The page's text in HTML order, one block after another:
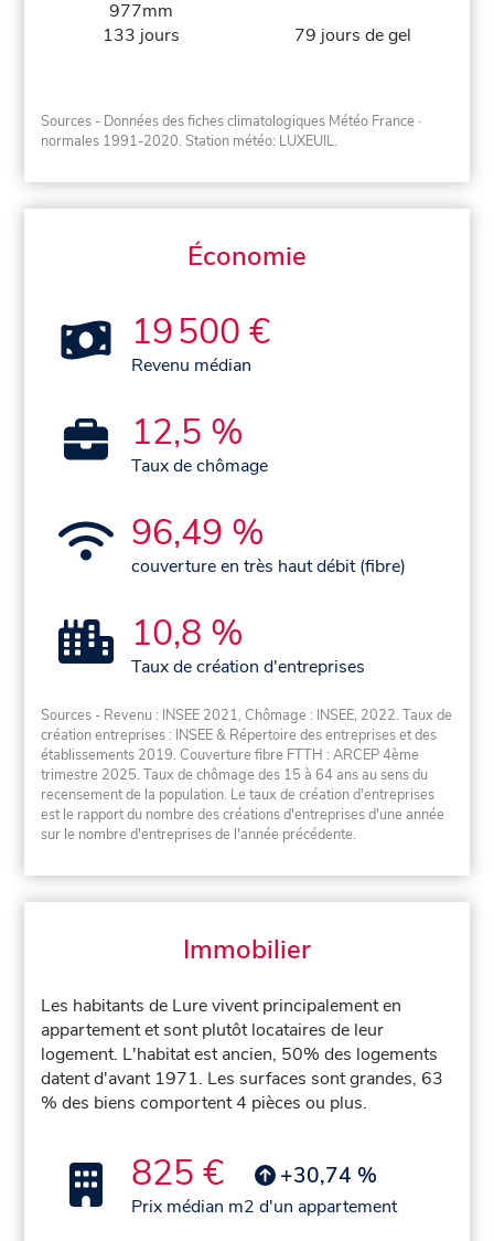
977mm
133 jours
79 jours de gel
Sources - Données des fiches climatologiques Météo France ·
normales 1991-2020. Station météo: LUXEUIL.
Économie
19 500 €
Revenu médian
12,5 %
Taux de chômage
96,49 %
couverture en très haut débit (fibre)
10,8 %
Taux de création d'entreprises
Sources - Revenu : INSEE 2021, Chômage : INSEE, 2022. Taux de
création entreprises : INSEE & Répertoire des entreprises et des
établissements 2019. Couverture fibre FTTH : ARCEP 4ème
trimestre 2025. Taux de chômage des 15 à 64 ans au sens du
recensement de la population. Le taux de création d'entreprises
est le rapport du nombre des créations d'entreprises d'une année
sur le nombre d'entreprises de l'année précédente.
Immobilier
Les habitants de Lure vivent principalement en
appartement et sont plutôt locataires de leur
logement. L'habitat est ancien, 50% des logements
datent d'avant 1971. Les surfaces sont grandes, 63
% des biens comportent 4 pièces ou plus.
825 € +30,74 %
Prix médian m2 d'un appartement